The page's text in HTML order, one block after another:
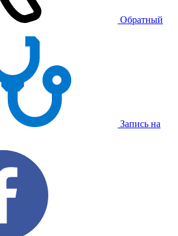
Обратный
Запись на